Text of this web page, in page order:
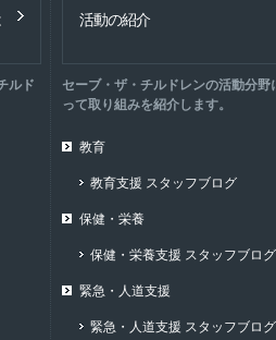
ルド
活動の紹介
セーブ・ザ・チルドレンの活動分野
って取り組みを紹介します。
教育
教育支援 スタッフブログ
保健・栄養
保健・栄養支援 スタッフブログ
緊急・人道支援
緊急・人道支援 スタッフブログ